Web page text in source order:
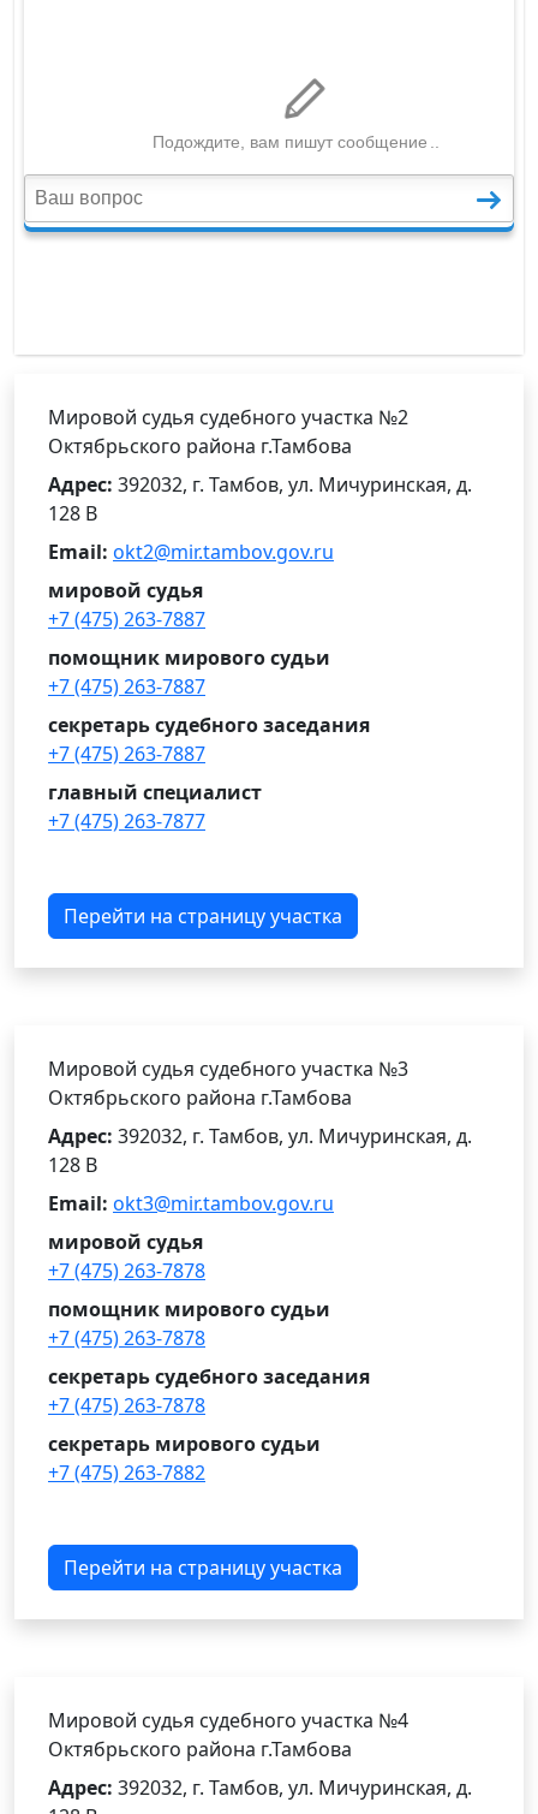
Мировой судья судебного участка №2
Октябрьского района г.Тамбова
Адрес: 392032, г. Тамбов, ул. Мичуринская, д.
128 В
Email: okt2@mir.tambov.gov.ru
мировой судья
+7 (475) 263-7887
помощник мирового судьи
+7 (475) 263-7887
секретарь судебного заседания
+7 (475) 263-7887
главный специалист
+7 (475) 263-7877
Перейти на страницу участка
Мировой судья судебного участка №3
Октябрьского района г.Тамбова
Адрес: 392032, г. Тамбов, ул. Мичуринская, д.
128 В
Email: okt3@mir.tambov.gov.ru
мировой судья
+7 (475) 263-7878
помощник мирового судьи
+7 (475) 263-7878
секретарь судебного заседания
+7 (475) 263-7878
секретарь мирового судьи
+7 (475) 263-7882
Перейти на страницу участка
Мировой судья судебного участка №4
Октябрьского района г.Тамбова
Адрес: 392032, г. Тамбов, ул. Мичуринская, д.